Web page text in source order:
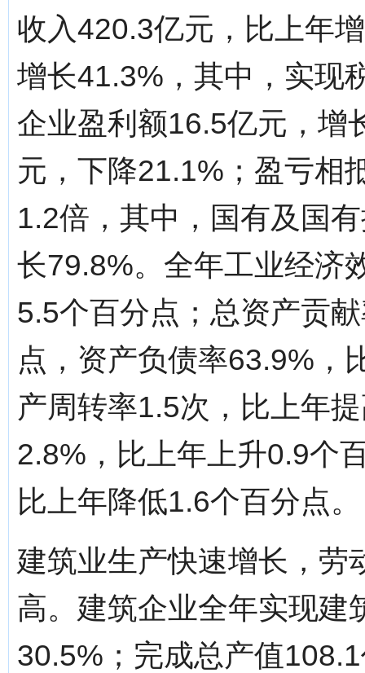
收入420.3亿元，比上年
增长41.3%，其中，实现
企业盈利额16.5亿元，增
元，下降21.1%；盈亏相
1.2倍，其中，国有及国
长79.8%。全年工业经济
5.5个百分点；总资产贡
点，资产负债率63.9%，
产周转率1.5次，比上年
2.8%，比上年上升0.9个
比上年降低1.6个百分点。
建筑业生产快速增长，劳
高。建筑企业全年实现建
30.5%；完成总产值